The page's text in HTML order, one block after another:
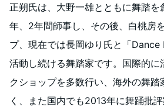
正朔氏は、大野一雄とともに舞踏を
年、2年間師事し、その後、白桃房
プ、現在では長岡ゆり氏と「
活動し続ける舞踏家です。国際的に
クショップを多数行い、海外の舞踏
く、また国内でも2013年に舞踊批